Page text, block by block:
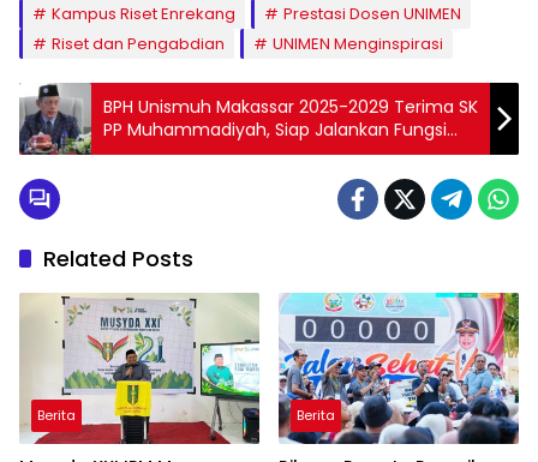
Kampus Riset Enrekang
Prestasi Dosen UNIMEN
Riset dan Pengabdian
UNIMEN Menginspirasi
BPH Unismuh Makassar 2025-2029 Terima SK
PP Muhammadiyah, Siap Jalankan Fungsi
Holding Company
Related Posts
Berita Berita